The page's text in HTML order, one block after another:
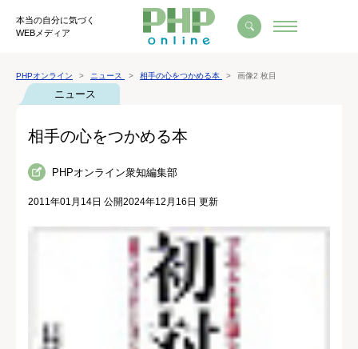
本当の自分に気づく
WEBメディア
PHPオンライン ニュース 相手の心をつかめる本 画像2 枚目
ニュース
相手の心をつかめる本
PHPオンライン衆知編集部
2011年01月14日 公開2024年12月16日 更新